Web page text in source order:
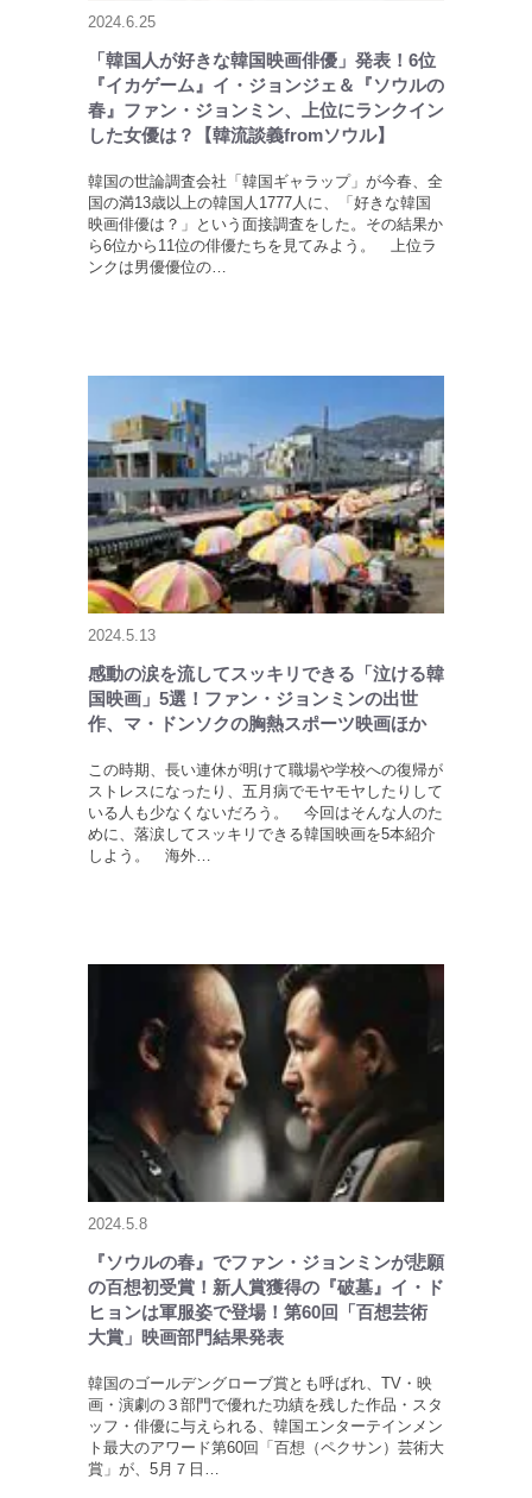
2024.6.25
「韓国人が好きな韓国映画俳優」発表！6位
『イカゲーム』イ・ジョンジェ＆『ソウルの
春』ファン・ジョンミン、上位にランクイン
した女優は？【韓流談義fromソウル】
韓国の世論調査会社「韓国ギャラップ」が今春、全
国の満13歳以上の韓国人1777人に、「好きな韓国
映画俳優は？」という面接調査をした。その結果か
ら6位から11位の俳優たちを見てみよう。 上位ラ
ンクは男優優位の…
2024.5.13
感動の涙を流してスッキリできる「泣ける韓
国映画」5選！ファン・ジョンミンの出世
作、マ・ドンソクの胸熱スポーツ映画ほか
この時期、長い連休が明けて職場や学校への復帰が
ストレスになったり、五月病でモヤモヤしたりして
いる人も少なくないだろう。 今回はそんな人のた
めに、落涙してスッキリできる韓国映画を5本紹介
しよう。 海外…
2024.5.8
『ソウルの春』でファン・ジョンミンが悲願
の百想初受賞！新人賞獲得の『破墓』イ・ド
ヒョンは軍服姿で登場！第60回「百想芸術
大賞」映画部門結果発表
韓国のゴールデングローブ賞とも呼ばれ、TV・映
画・演劇の３部門で優れた功績を残した作品・スタ
ッフ・俳優に与えられる、韓国エンターテインメン
ト最大のアワード第60回「百想（ペクサン）芸術大
賞」が、5月７日…